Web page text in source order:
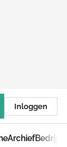
Inloggen
Archief